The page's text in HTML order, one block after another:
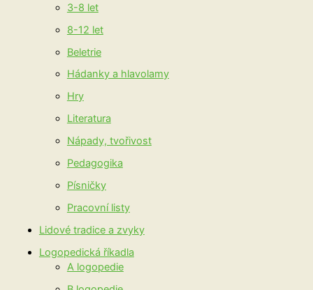
3-8 let
8-12 let
Beletrie
Hádanky a hlavolamy
Hry
Literatura
Nápady, tvořivost
Pedagogika
Písničky
Pracovní listy
Lidové tradice a zvyky
Logopedická říkadla
A logopedie